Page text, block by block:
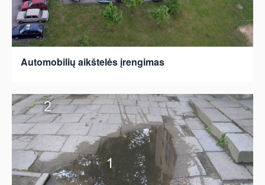
Automobilių aikštelės įrengimas